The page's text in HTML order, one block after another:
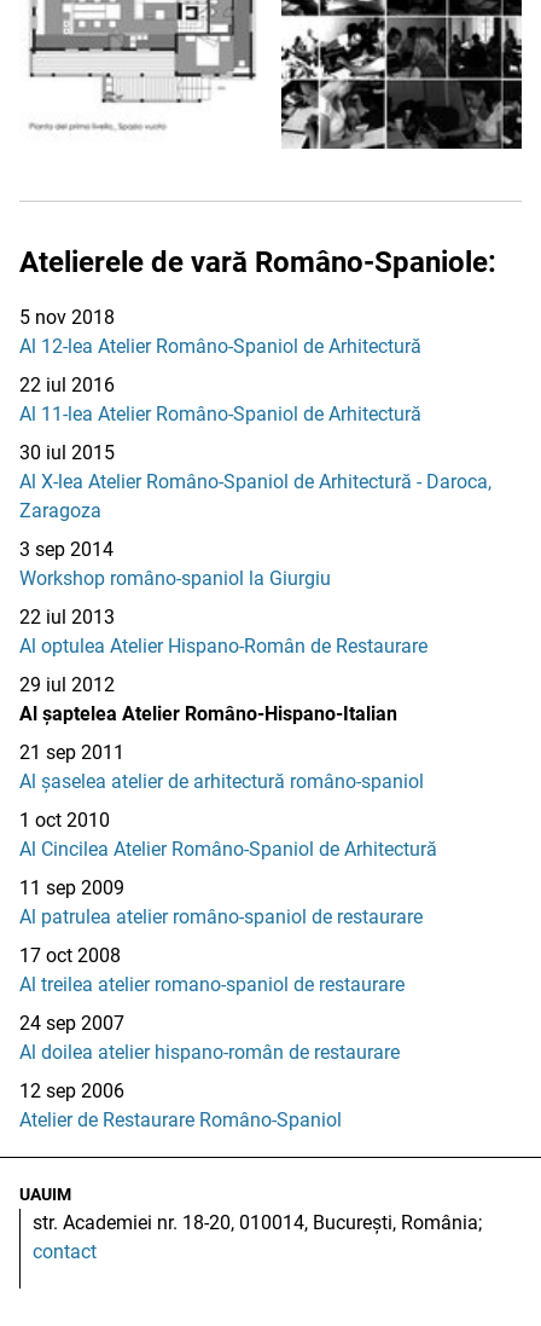
Atelierele de vară Româno-Spaniole:
5 nov 2018
Al 12-lea Atelier Româno-Spaniol de Arhitectură
22 iul 2016
Al 11-lea Atelier Româno-Spaniol de Arhitectură
30 iul 2015
Al X-lea Atelier Româno-Spaniol de Arhitectură - Daroca,
Zaragoza
3 sep 2014
Workshop româno-spaniol la Giurgiu
22 iul 2013
Al optulea Atelier Hispano-Român de Restaurare
29 iul 2012
Al șaptelea Atelier Româno-Hispano-Italian
21 sep 2011
Al șaselea atelier de arhitectură româno-spaniol
1 oct 2010
Al Cincilea Atelier Româno-Spaniol de Arhitectură
11 sep 2009
Al patrulea atelier româno-spaniol de restaurare
17 oct 2008
Al treilea atelier romano-spaniol de restaurare
24 sep 2007
Al doilea atelier hispano-român de restaurare
12 sep 2006
Atelier de Restaurare Româno-Spaniol
UAUIM
str. Academiei nr. 18-20, 010014, București, România;
contact